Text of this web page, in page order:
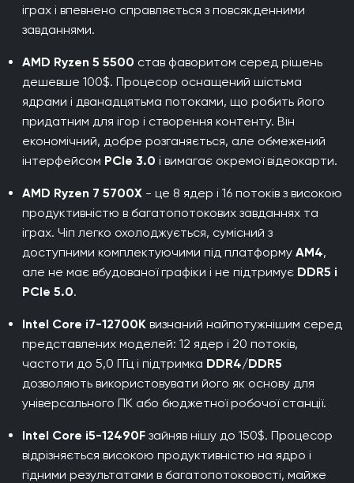
іграх і впевнено справляється з повсякденними
завданнями.
AMD Ryzen 5 5500 став фаворитом серед рішень
дешевше 100$. Процесор оснащений шістьма
ядрами і дванадцятьма потоками, що робить його
придатним для ігор і створення контенту. Він
економічний, добре розганяється, але обмежений
інтерфейсом PCIe 3.0 і вимагає окремої відеокарти.
AMD Ryzen 7 5700X - це 8 ядер і 16 потоків з високою
продуктивністю в багатопотокових завданнях та
іграх. Чіп легко охолоджується, сумісний з
доступними комплектуючими під платформу AM4,
але не має вбудованої графіки і не підтримує DDR5 і
PCIe 5.0.
Intel Core i7-12700K визнаний найпотужнішим серед
представлених моделей: 12 ядер і 20 потоків,
частоти до 5,0 ГГц і підтримка DDR4/DDR5
дозволяють використовувати його як основу для
універсального ПК або бюджетної робочої станції.
Intel Core i5-12490F зайняв нішу до 150$. Процесор
відрізняється високою продуктивністю на ядро і
гідними результатами в багатопотоковості, майже